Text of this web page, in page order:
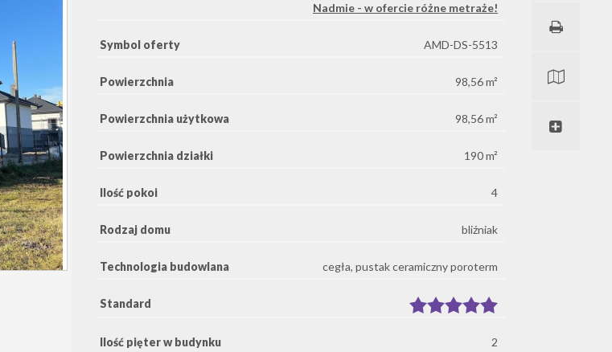
Nadmie - w ofercie różne metraże!
Symbol oferty AMD-DS-5513
Powierzchnia 98,56 m²
Powierzchnia użytkowa 98,56 m²
Powierzchnia działki 190 m²
Ilość pokoi 4
Rodzaj domu bliźniak
Technologia budowlana cegła, pustak ceramiczny poroterm
Standard
Ilość pięter w budynku 2